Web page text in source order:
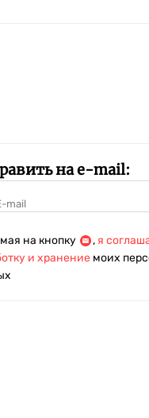
на e-mail:
на кнопку , я
и хранение моих